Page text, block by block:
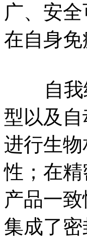
广、安
在自身
自我给
型以及
进行生
性；在
产品一
集成了